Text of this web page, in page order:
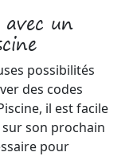
un
possibilités
des codes
il est facile
son prochain
pour